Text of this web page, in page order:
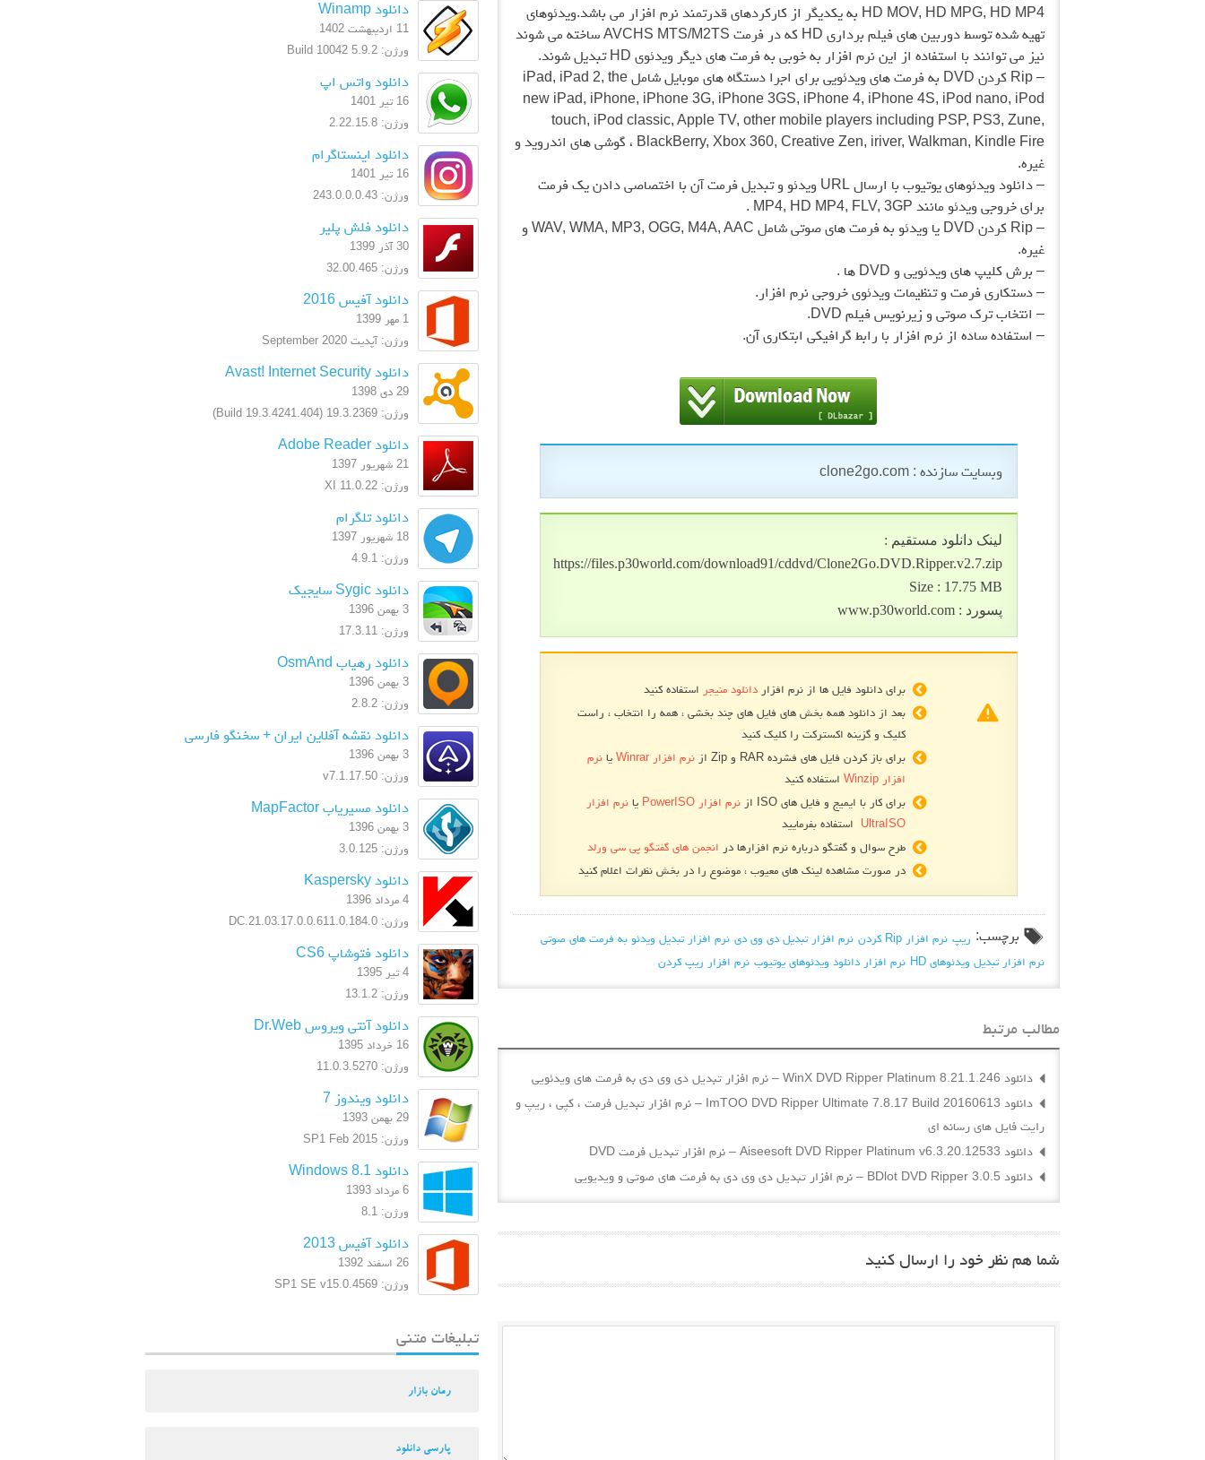
HD MOV, HD MPG, HD MP4 به یکدیگر از کارکردهای قدرتمند نرم افزار می باشد.ویدئوهای
تهیه شده توسط دوربین های فیلم برداری HD که در فرمت AVCHS MTS/M2TS ساخته می شوند
نیز می توانند با استفاده از این نرم افزار به خوبی به فرمت های دیگر ویدئوی HD تبدیل شوند.
– Rip کردن DVD به فرمت های ویدئویی برای اجرا دستگاه های موبایل شامل iPad, iPad 2, the
new iPad, iPhone, iPhone 3G, iPhone 3GS, iPhone 4, iPhone 4S, iPod nano, iPod
touch, iPod classic, Apple TV, other mobile players including PSP, PS3, Zune,
BlackBerry, Xbox 360, Creative Zen, iriver, Walkman, Kindle Fire ، گوشی های اندروید و
غیره.
– دانلود ویدئوهای یوتیوب با ارسال URL ویدئو و تبدیل فرمت آن با اختصاصی دادن یک فرمت
برای خروجی ویدئو مانند MP4, HD MP4, FLV, 3GP
.
– Rip کردن DVD یا ویدئو به فرمت های صوتی شامل WAV, WMA, MP3, OGG, M4A, AAC و
غیره.
– برش کلیپ های ویدئویی و DVD ها
.
– دستکاری فرمت و تنظیمات ویدئوی خروجی نرم افزار .
– انتخاب ترک صوتی و زیرنویس فیلم DVD
.
– استفاده ساده از نرم افزار با رابط گرافیکی ابتکاری آن.
وبسایت سازنده : clone2go.com
لینک دانلود مستقیم :
https://files.p30world.com/download91/cddvd/Clone2Go.DVD.Ripper.v2.7.zip
Size : 17.75 MB
پسورد : www.p30world.com
برای دانلود فایل ها از نرم افزار دانلود منیجر استفاده کنید
بعد از دانلود همه بخش های فایل های چند بخشی ، همه را انتخاب ، راست
کلیک و گزینه اکسترکت را کلیک کنید
برای باز کردن فایل های فشرده RAR و Zip از
نرم افزار Winrar یا نرم
افزار Winzip
استفاده کنید
برای کار با ایمیج و فایل های ISO از
نرم افزار PowerISO یا نرم افزار
UltraISO استفاده بفرمایید
طرح سوال و گفتگو درباره نرم افزارها در انجمن های گفتگو پی سی ورلد
در صورت مشاهده لینک های معیوب ، موضوع را در بخش نظرات اعلام کنید
برچسب: ریپ نرم افزار Rip کردن نرم افزار تبدیل دی وی دی نرم افزار تبدیل ویدئو به فرمت های صوتی
نرم افزار تبدیل ویدئوهای HD
نرم افزار دانلود ویدئوهای یوتیوب نرم افزار ریپ کردن
مطالب مرتبط
دانلود WinX DVD Ripper Platinum 8.21.1.246 – نرم افزار تبدیل دی وی دی به فرمت های ویدئویی
دانلود ImTOO DVD Ripper Ultimate 7.8.17 Build 20160613 – نرم افزار تبدیل فرمت ، کپی ، ریپ و
رایت فایل های رسانه ای
دانلود Aiseesoft DVD Ripper Platinum v6.3.20.12533 – نرم افزار تبدیل فرمت DVD
دانلود BDlot DVD Ripper 3.0.5 – نرم افزار تبدیل دی وی دی به فرمت های صوتی و ویدیویی
شما هم نظر خود را ارسال کنید
دانلود Winamp
11 اردیبهشت 1402
ورژن: 5.9.2 Build 10042
دانلود واتس اپ
16 تیر 1401
ورژن: 2.22.15.8
دانلود اینستاگرام
16 تیر 1401
ورژن: 243.0.0.0.43
دانلود فلش پلیر
30 آذر 1399
ورژن: 32.00.465
دانلود آفیس 2016
1 مهر 1399
ورژن: آپدیت September 2020
دانلود Avast! Internet Security
29 دی 1398
ورژن: 19.3.2369 (Build 19.3.4241.404)
دانلود Adobe Reader
21 شهریور 1397
ورژن: XI 11.0.22
دانلود تلگرام
18 شهریور 1397
ورژن: 4.9.1
دانلود Sygic سایجیک
3 بهمن 1396
ورژن: 17.3.11
دانلود رهیاب OsmAnd
3 بهمن 1396
ورژن: 2.8.2
دانلود نقشه آفلاین ایران + سخنگو فارسی
3 بهمن 1396
ورژن: v7.1.17.50
دانلود مسیریاب MapFactor
3 بهمن 1396
ورژن: 3.0.125
دانلود Kaspersky
4 مرداد 1396
ورژن: 17.0.0.611.0.184.0.DC.21.03
دانلود فتوشاپ CS6
4 تیر 1395
ورژن: 13.1.2
دانلود آنتی ویروس Dr.Web
16 خرداد 1395
ورژن: 11.0.3.5270
دانلود ویندوز 7
29 بهمن 1393
ورژن: SP1 Feb 2015
دانلود Windows 8.1
6 مرداد 1393
ورژن: 8.1
دانلود آفیس 2013
26 اسفند 1392
ورژن: SP1 SE v15.0.4569
تبلیغات متنی
رمان بازار
پارسی دانلود